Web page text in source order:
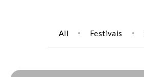
All Festivais